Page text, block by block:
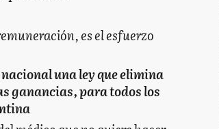
es el esfuerzo
una ley que elimina
ganancias, para todos los